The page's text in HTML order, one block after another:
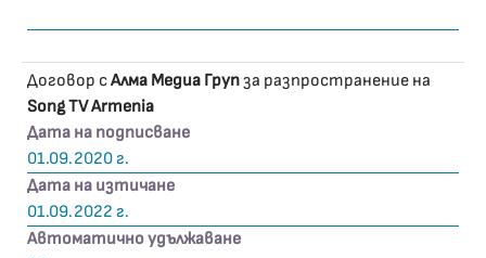
Договор сАлма Медиа Групза разпространение на
Song TV Armenia
Дата на подписване
01.09.2020 г.
Дата на изтичане
01.09.2022 г.
Автоматично удължаване